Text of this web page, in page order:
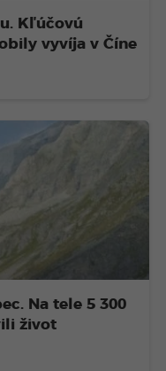
Kľúčovú
vyvíja v Číne
Na tele 5 300
život